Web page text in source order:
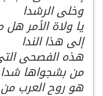
وخلى الرشدا
يا ولاة الأمر
إلى هذا الندا
هذه الفصحى
من بشجواها شدا
هو روح العرب